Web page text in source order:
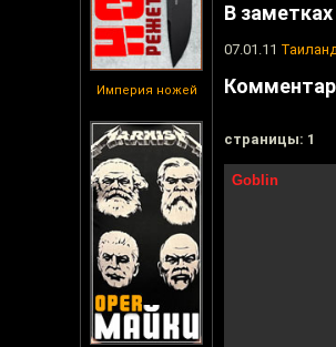
Империя ножей
В заметках
07.01.11
cтраницы: 1
Goblin